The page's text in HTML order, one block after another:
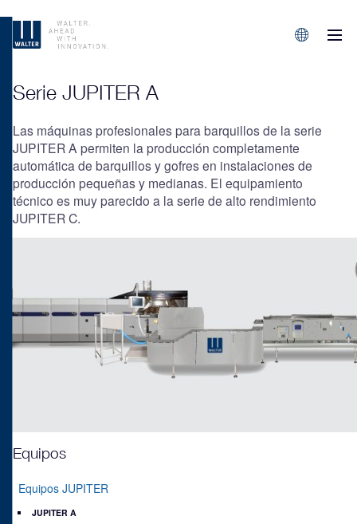
Serie JUPITER A
Las máquinas profesionales para barquillos de la serie
JUPITER A permiten la producción completamente
automática de barquillos y gofres en instalaciones de
producción pequeñas y medianas. El equipamiento
técnico es muy parecido a la serie de alto rendimiento
JUPITER C.
Equipos
Equipos JUPITER
JUPITER A